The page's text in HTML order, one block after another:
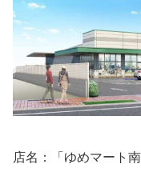
店名：「ゆめマート